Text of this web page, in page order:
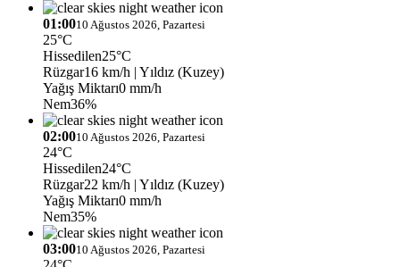
01:0010 Ağustos 2026, Pazartesi
25°C
Hissedilen25°C
Rüzgar16 km/h | Yıldız (Kuzey)
Yağış Miktarı0 mm/h
Nem36%
02:0010 Ağustos 2026, Pazartesi
24°C
Hissedilen24°C
Rüzgar22 km/h | Yıldız (Kuzey)
Yağış Miktarı0 mm/h
Nem35%
03:0010 Ağustos 2026, Pazartesi